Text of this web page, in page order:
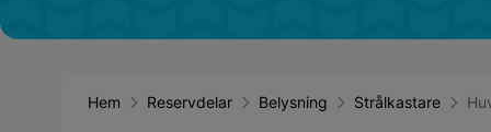
Hem Reservdelar Belysning Strålkastare